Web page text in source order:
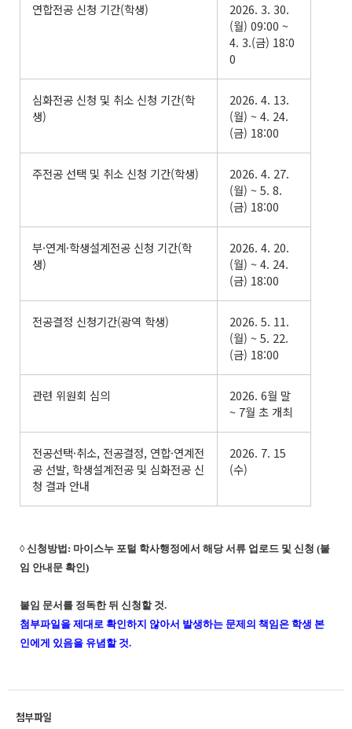
연합전공 신청 기간(학생)
2026. 3. 30.
(월) 09:00 ~
4. 3.(금) 18:0
0
심화전공 신청 및 취소 신청 기간(학
생)
2026. 4. 13.
(월) ~ 4. 24.
(금) 18:00
주전공 선택 및 취소 신청 기간(학생)
2026. 4. 27.
(월) ~ 5. 8.
(금) 18:00
부·연계·학생설계전공 신청 기간(학
생)
2026. 4. 20.
(월) ~ 4. 24.
(금) 18:00
전공결정 신청기간(광역 학생)
2026. 5. 11.
(월) ~ 5. 22.
(금) 18:00
관련 위원회 심의
2026. 6월 말
~ 7월 초 개최
전공선택·취소, 전공결정, 연합·연계전
공 선발, 학생설계전공 및 심화전공 신
청 결과 안내
2026. 7. 15
(수)
◊ 신청방법: 마이스누 포털 학사행정에서 해당 서류 업로드 및 신청 (붙
임 안내문 확인)
붙임 문서를 정독한 뒤 신청할 것.
첨부파일을 제대로 확인하지 않아서 발생하는 문제의 책임은 학생 본
인에게 있음을 유념할 것.